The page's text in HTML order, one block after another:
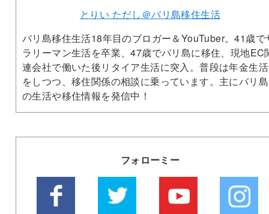
とりい ただし＠バリ島移住生活
バリ島移住生活18年目のブロガー＆YouTuber。41歳で
ラリーマン生活を卒業、47歳でバリ島に移住、現地EC
連会社で働いた後リタイア生活に突入。普段は年金生活
をしつつ、移住関係の相談に乗っています。主にバリ島
の生活や移住情報を発信中！
フォローミー